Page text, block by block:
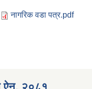
नागरिक वडा पत्र.pdf